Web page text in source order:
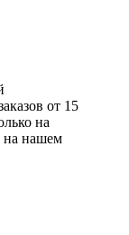
от 15
на
на нашем